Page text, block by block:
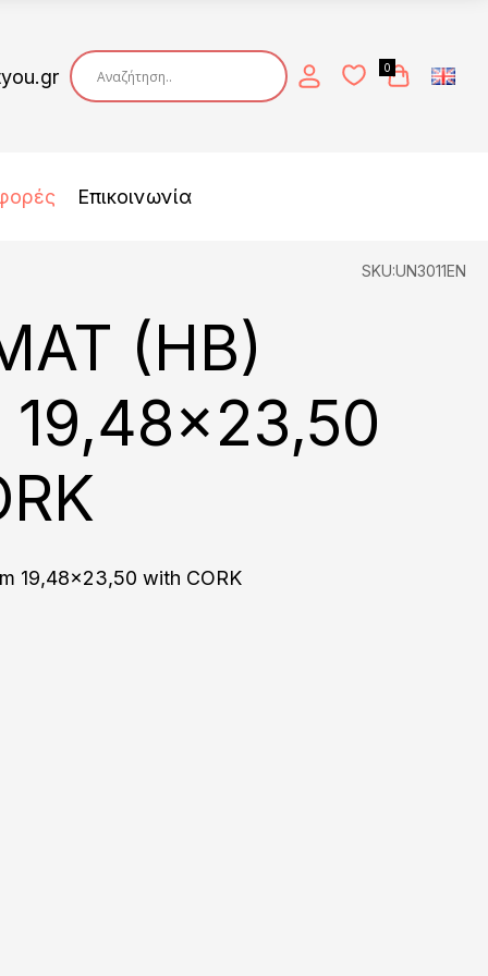
0
Επικοινωνία
SKU:UN3011EN
(HB)
19,48×23,50
19,48x23,50 with CORK